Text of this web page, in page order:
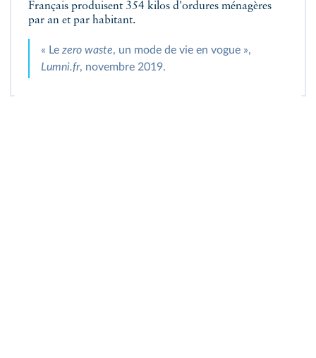
Français produisent 354 kilos d'ordures ménagères
par an et par habitant.
« Le zero waste, un mode de vie en vogue »,
Lumni.fr, novembre 2019.